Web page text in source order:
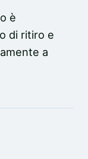
è
di ritiro e
a